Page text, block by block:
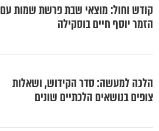
קודש וחול: מוצאי שבת פרשת שמות עם
הזמר יוסף חיים בוסקילה
הלכה למעשה: סדר הקידוש, ושאלות
צופים בנושאים הלכתיים שונים